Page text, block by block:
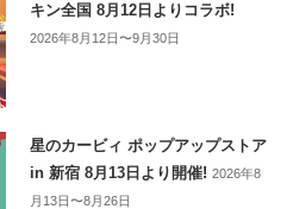
キン全国 8月12日よりコラボ!
2026年8月12日〜9月30日
星のカービィ ポップアップストア
in 新宿 8月13日より開催!2026年8
月13日〜8月26日